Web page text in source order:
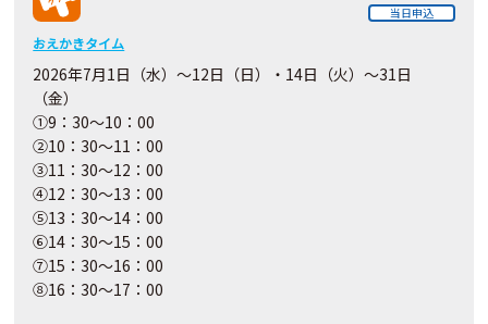
当日申込
おえかきタイム
2026年7月1日（水）～12日（日）・14日（火）～31日
（金）
①9：30～10：00
②10：30～11：00
③11：30～12：00
④12：30～13：00
⑤13：30～14：00
⑥14：30～15：00
⑦15：30～16：00
⑧16：30～17：00